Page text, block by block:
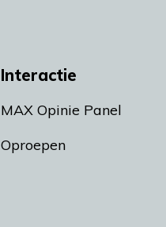
Interactie
MAX Opinie Panel
Oproepen